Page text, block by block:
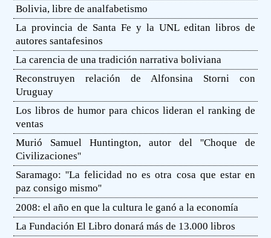
Bolivia, libre de analfabetismo
La provincia de Santa Fe y la UNL editan libros de
autores santafesinos
La carencia de una tradición narrativa boliviana
Reconstruyen relación de Alfonsina Storni con
Uruguay
Los libros de humor para chicos lideran el ranking de
ventas
Murió Samuel Huntington, autor del ''Choque de
Civilizaciones''
Saramago: ''La felicidad no es otra cosa que estar en
paz consigo mismo''
2008: el año en que la cultura le ganó a la economía
La Fundación El Libro donará más de 13.000 libros